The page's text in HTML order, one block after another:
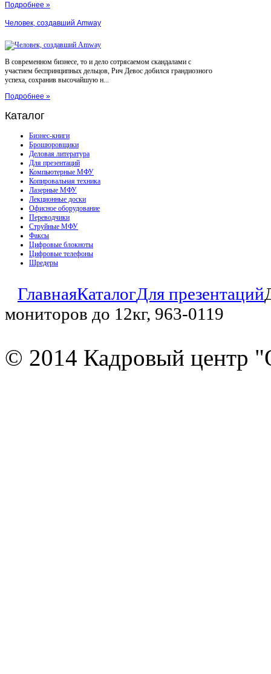
Подробнее »
Человек, создавший Amway
В современном бизнесе, то и дело сотрясаемом скандалами с
участием беспринципных дельцов, Рич Девос добился грандиозного
успеха, сохранив высочайшую н...
Подробнее »
Каталог
Бизнес-книги
Брошюровщики
Деловая литература
Для презентаций
Компьютерные МФУ
Копировальная техника
Лазерные МФУ
Лекционные доски
Офисное оборудование
Переводчики
Струйные МФУ
Факсы
Цифровые блокноты
Цифровые телефоны
Шредеры
ГлавнаяКаталогДля презентаций
мониторов до 12кг, 963-0119
© 2014 Кадровый центр